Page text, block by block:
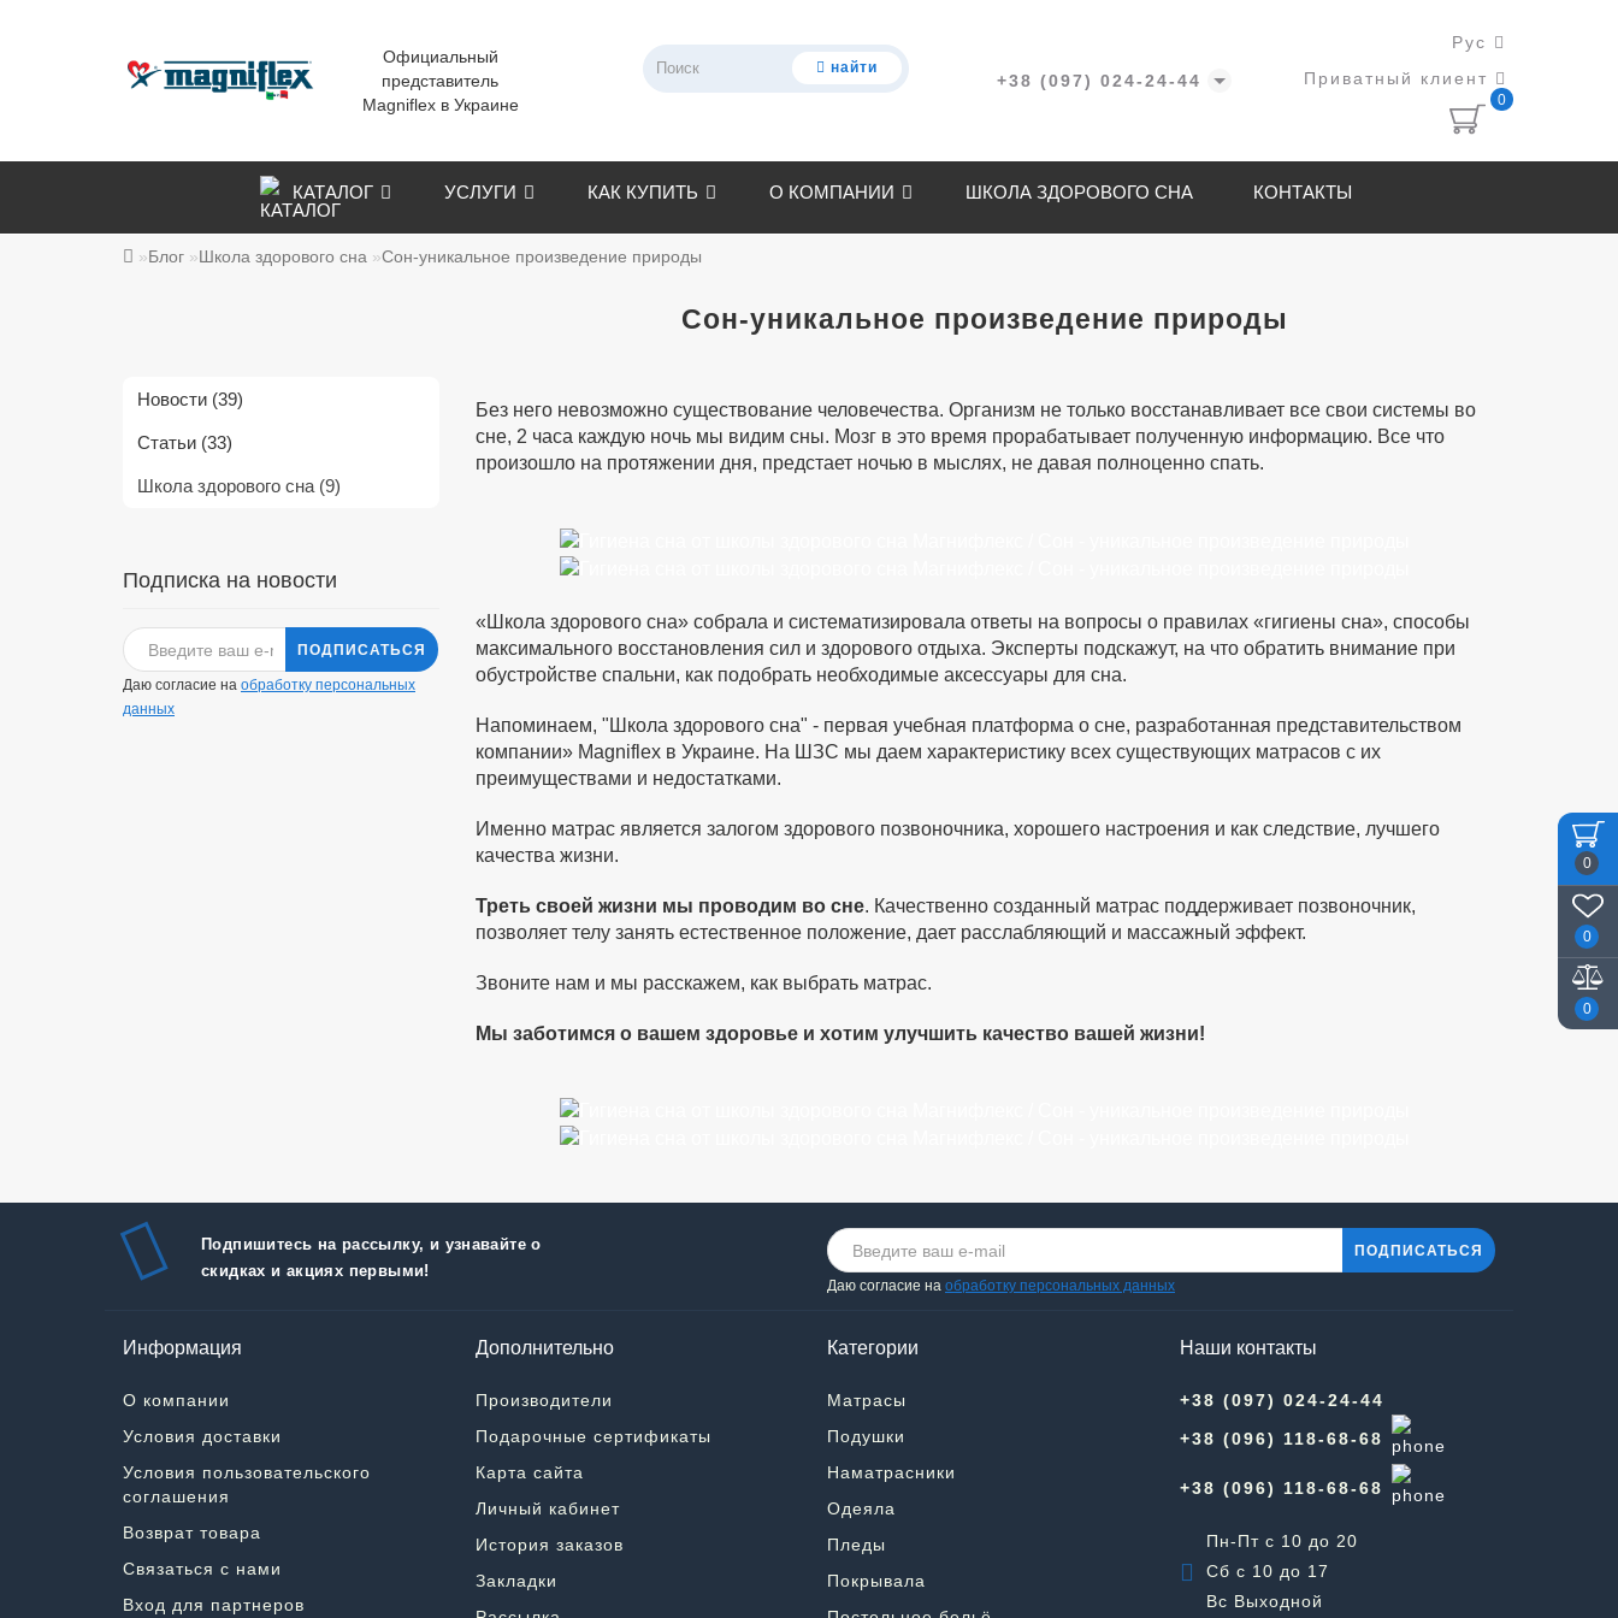
0
0
0
Официальный
представитель
Magniflex в Украине
найти
+38 (097) 024-24-44
Рус
Приватный клиент
0
КАТАЛОГ УСЛУГИ КАК КУПИТЬ О КОМПАНИИ ШКОЛА ЗДОРОВОГО СНА КОНТАКТЫ
Блог Школа здорового сна Сон-уникальное произведение природы
Новости (39)
Статьи (33)
Школа здорового сна (9)
Подписка на новости
ПОДПИСАТЬСЯ
Даю согласие на обработку персональных
данных
Сон-уникальное произведение природы
Без него невозможно существование человечества. Организм не только восстанавливает все свои системы во
сне, 2 часа каждую ночь мы видим сны. Мозг в это время прорабатывает полученную информацию. Все что
произошло на протяжении дня, предстает ночью в мыслях, не давая полноценно спать.
«Школа здорового сна» собрала и систематизировала ответы на вопросы о правилах «гигиены сна», способы
максимального восстановления сил и здорового отдыха. Эксперты подскажут, на что обратить внимание при
обустройстве спальни, как подобрать необходимые аксессуары для сна.
Напоминаем, "Школа здорового сна" - первая учебная платформа о сне, разработанная представительством
компании» Magniflex в Украине. На ШЗС мы даем характеристику всех существующих матрасов с их
преимуществами и недостатками.
Именно матрас является залогом здорового позвоночника, хорошего настроения и как следствие, лучшего
качества жизни.
Треть своей жизни мы проводим во сне. Качественно созданный матрас поддерживает позвоночник,
позволяет телу занять естественное положение, дает расслабляющий и массажный эффект.
Звоните нам и мы расскажем, как выбрать матрас.
Мы заботимся о вашем здоровье и хотим улучшить качество вашей жизни!
Подпишитесь на рассылку, и узнавайте о
скидках и акциях первыми!
ПОДПИСАТЬСЯ
Даю согласие на обработку персональных данных
Информация
О компании
Условия доставки
Условия пользовательского
соглашения
Возврат товара
Связаться с нами
Вход для партнеров
Дополнительно
Производители
Подарочные сертификаты
Карта сайта
Личный кабинет
История заказов
Закладки
Категории
Матрасы
Подушки
Наматрасники
Одеяла
Пледы
Покрывала
Наши контакты
+38 (097) 024-24-44
+38 (096) 118-68-68
+38 (096) 118-68-68
Пн-Пт с 10 до 20
Сб с 10 до 17
Вс Выходной